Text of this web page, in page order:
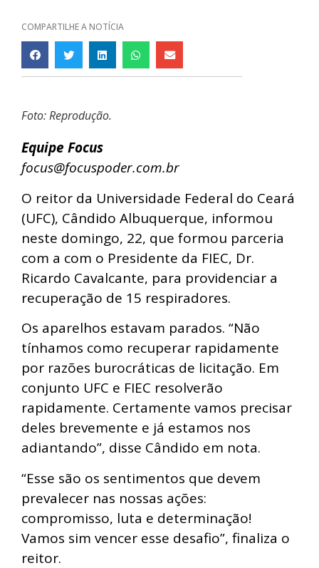
COMPARTILHE A NOTÍCIA
Foto: Reprodução.
Equipe Focus
focus@focuspoder.com.br
O reitor da Universidade Federal do Ceará
(UFC), Cândido Albuquerque, informou
neste domingo, 22, que formou parceria
com a com o Presidente da FIEC, Dr.
Ricardo Cavalcante, para providenciar a
recuperação de 15 respiradores.
Os aparelhos estavam parados. “Não
tínhamos como recuperar rapidamente
por razões burocráticas de licitação. Em
conjunto UFC e FIEC resolverão
rapidamente. Certamente vamos precisar
deles brevemente e já estamos nos
adiantando”, disse Cândido em nota.
“Esse são os sentimentos que devem
prevalecer nas nossas ações:
compromisso, luta e determinação!
Vamos sim vencer esse desafio”, finaliza o
reitor.